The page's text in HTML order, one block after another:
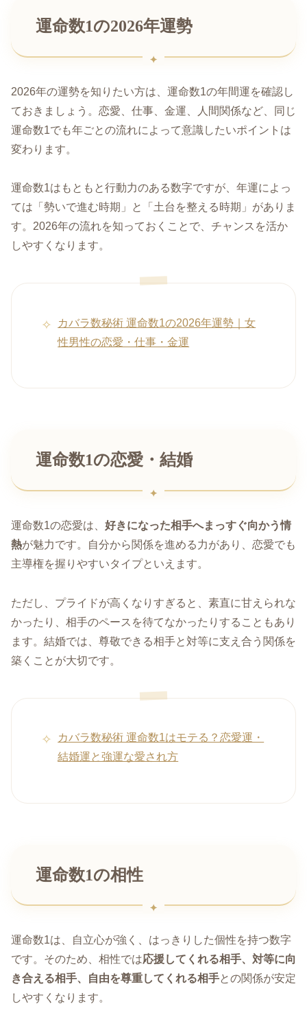
運命数1の2026年運勢
2026年の運勢を知りたい方は、運命数1の年間運を確認し
ておきましょう。恋愛、仕事、金運、人間関係など、同じ
運命数1でも年ごとの流れによって意識したいポイントは
変わります。
運命数1はもともと行動力のある数字ですが、年運によっ
ては「勢いで進む時期」と「土台を整える時期」がありま
す。2026年の流れを知っておくことで、チャンスを活か
しやすくなります。
カバラ数秘術 運命数1の2026年運勢｜女
性男性の恋愛・仕事・金運
運命数1の恋愛・結婚
運命数1の恋愛は、 好きになった相手へまっすぐ向かう情
熱が魅力です。自分から関係を進める力があり、恋愛でも
主導権を握りやすいタイプといえます。
ただし、プライドが高くなりすぎると、素直に甘えられな
かったり、相手のペースを待てなかったりすることもあり
ます。結婚では、尊敬できる相手と対等に支え合う関係を
築くことが大切です。
カバラ数秘術 運命数1はモテる？恋愛運・
結婚運と強運な愛され方
運命数1の相性
運命数1は、自立心が強く、はっきりした個性を持つ数字
です。そのため、相性では応援してくれる相手、対等に向
き合える相手、自由を尊重してくれる相手との関係が安定
しやすくなります。